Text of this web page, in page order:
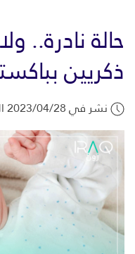
حالة نادرة..
ذكريين
نشر في 2023/04/28 الساعة 11:27 ص